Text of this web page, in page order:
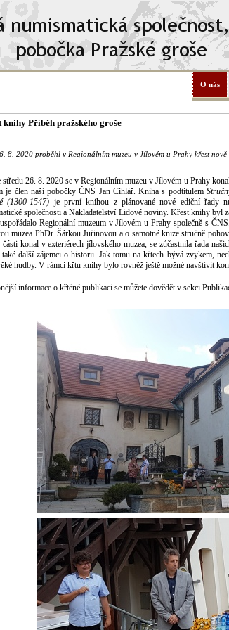
O nás
knihy Příběh pražského groše
8. 2020 proběhl v Regionálním muzeu v Jílovém u Prahy křest nově
středu 26. 8. 2020 se v Regionálním muzeu v Jílovém u Prahy
je člen naší pobočky ČNS Jan Cihlář. Kniha s podtitulem
(1300-1547) je první knihou z plánované nové ediční řady
společnosti a Nakladatelství Lidové noviny. Křest knihy byl
Regionální muzeum v Jílovém u Prahy společně s
muzea PhDr. Šárkou Juřinovou a o samotné knize stručně
části konal v exteriérech jílovského muzea, se zúčastnila řada
další zájemci o historii. Jak tomu na křtech bývá zvykem,
hudby. V rámci křtu knihy bylo rovněž ještě možné navštívit
informace o křtěné publikaci se můžete dovědět v sekci